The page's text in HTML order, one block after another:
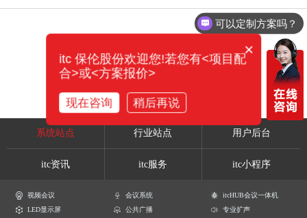
系统站点 行业站点 用户后台
itc资讯 itc服务 itc小程序
视频会议 会议系统
itcHUB会议一体机
LED显示屏
公共广播
专业扩声
可以定制方案吗？
×
itc 保伦股份欢迎您!若您有<项目配
合>或<方案报价>
现在咨询 稍后再说